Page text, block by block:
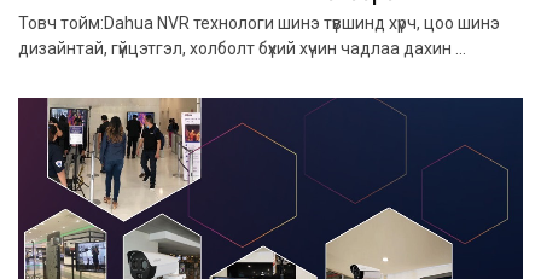
Товч тойм:Dahua NVR технологи шинэ түвшинд хүрч, цоо шинэ
дизайнтай, гүйцэтгэл, холболт бүхий хүчин чадлаа дахин ...